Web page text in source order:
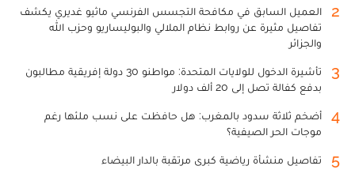
2
العميل السابق في مكافحة التجسس الفرنسي ماثيو غديري يكشف
تفاصيل مثيرة عن روابط نظام الملالي والبوليساريو وحزب الله
والجزائر
3
تأشيرة الدخول للولايات المتحدة: مواطنو 30 دولة إفريقية مطالبون
بدفع كفالة تصل إلى 20 ألف دولار
4
أضخم ثلاثة سدود بالمغرب: هل حافظت على نسب ملئها رغم
موجات الحر الصيفية؟
5 تفاصيل منشأة رياضية كبرى مرتقبة بالدار البيضاء